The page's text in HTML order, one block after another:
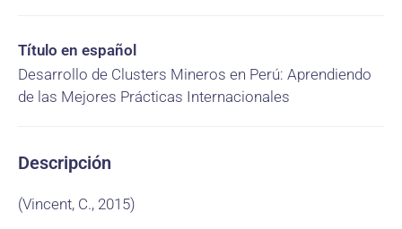
Título en español
Desarrollo de Clusters Mineros en Perú: Aprendiendo
de las Mejores Prácticas Internacionales
Descripción
(Vincent, C., 2015)